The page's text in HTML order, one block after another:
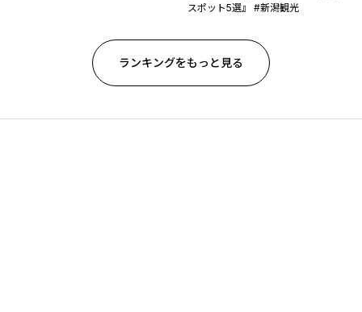
スポット5選』 #新潟観光
ランキングをもっと見る